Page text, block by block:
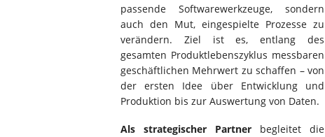
passende Softwarewerkzeuge, sondern
auch den Mut, eingespielte Prozesse zu
verändern. Ziel ist es, entlang des
gesamten Produktlebenszyklus messbaren
geschäftlichen Mehrwert zu schaffen – von
der ersten Idee über Entwicklung und
Produktion bis zur Auswertung von Daten.
Als strategischer Partner begleitet die